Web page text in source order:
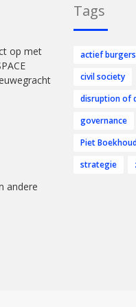
op met
andere
Tags
actief
civil society
disruption of
governance
Piet
strategie